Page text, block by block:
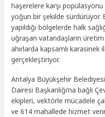
haşerelere karşı popülasyonu
yoğun bir şekilde sürdürüyor.
yapıldığı bölgelerde halk
uğraşan vatandaşların
ahırlarda kapsamlı karasinek
gerçekleştiriyor.
Antalya Büyükşehir
Dairesi Başkanlığı’na bağlı
ekipleri, vektörle mücadele
ve 614 mahallede hizmet